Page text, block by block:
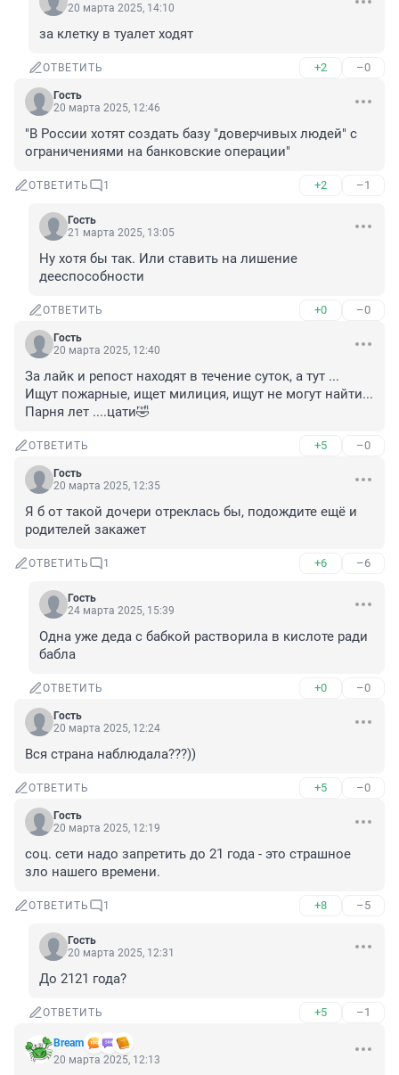
20 марта 2025, 14:10
за клетку в туалет ходят
ОТВЕТИТЬ +2 –0
Гость
20 марта 2025, 12:46
"В России хотят создать базу "доверчивых людей" с
ограничениями на банковские операции"
ОТВЕТИТЬ 1 +2 –1
Гость
21 марта 2025, 13:05
Ну хотя бы так. Или ставить на лишение
дееспособности
ОТВЕТИТЬ +0 –0
Гость
20 марта 2025, 12:40
За лайк и репост находят в течение суток, а тут ...
Ищут пожарные, ищет милиция, ищут не могут найти...
Парня лет ....цати🤣
ОТВЕТИТЬ +5 –0
Гость
20 марта 2025, 12:35
Я б от такой дочери отреклась бы, подождите ещё и
родителей закажет
ОТВЕТИТЬ 1 +6 –6
Гость
24 марта 2025, 15:39
Одна уже деда с бабкой растворила в кислоте ради
бабла
ОТВЕТИТЬ +0 –0
Гость
20 марта 2025, 12:24
Вся страна наблюдала???))
ОТВЕТИТЬ +5 –0
Гость
20 марта 2025, 12:19
соц. сети надо запретить до 21 года - это страшное
зло нашего времени.
ОТВЕТИТЬ 1 +8 –5
Гость
20 марта 2025, 12:31
До 2121 года?
ОТВЕТИТЬ +5 –1
Bream
20 марта 2025, 12:13